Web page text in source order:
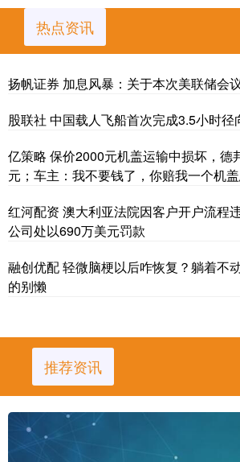
热点资讯
扬帆证券 加息风暴：关于本次美联储会
股联社 中国载人飞船首次完成3.5小时径
亿策略 保价2000元机盖运输中损坏，德
元；车主：我不要钱了，你赔我一个机
红河配资 澳大利亚法院因客户开户流程
公司处以690万美元罚款
融创优配 轻微脑梗以后咋恢复？躺着不
的别懒
推荐资讯